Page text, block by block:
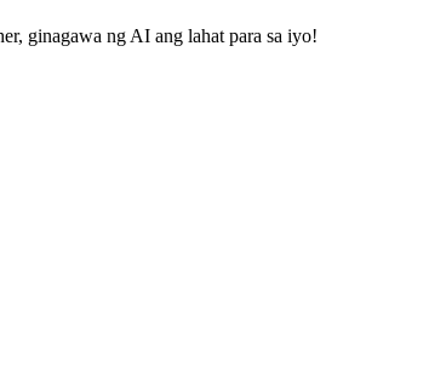
ginagawa ng AI ang lahat para sa iyo!